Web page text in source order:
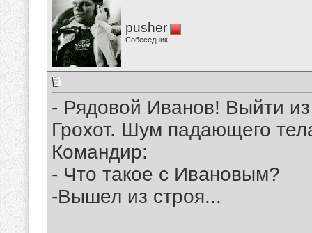
pusher
Собеседник
- Рядовой Иванов! Выйти из
Грохот. Шум падающего
Командир:
- Что такое с Ивановым?
-Вышел из строя...